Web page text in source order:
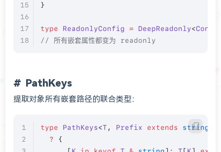
}
type ReadonlyConfig = DeepReadonly<
// 所有嵌套属性都变为 readonly
PathKeys
提取对象所有嵌套路径的联合类型：
type PathKeys<T , Prefix extends string
  ?
{